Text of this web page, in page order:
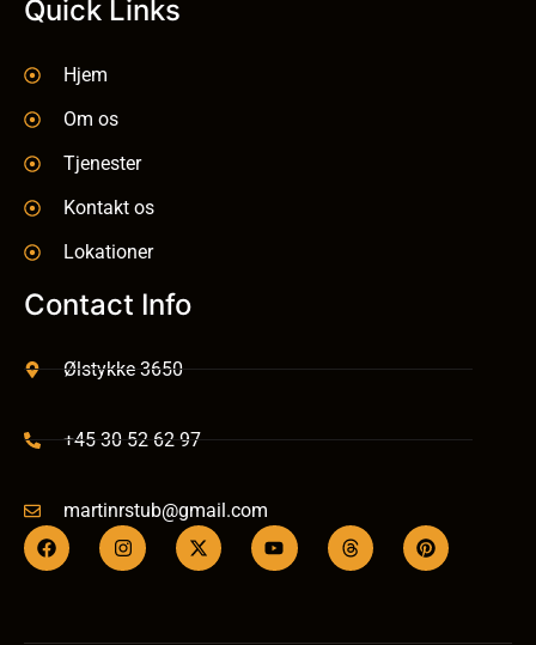
Quick Links
Hjem
Om os
Tjenester
Kontakt os
Lokationer
Contact Info
Ølstykke 3650
+45 30 52 62 97
martinrstub@gmail.com